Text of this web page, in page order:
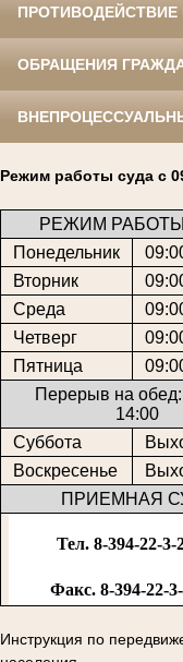
ПРОТИВОДЕЙСТВИЕ
ОБРАЩЕНИЯ
Режим работы суда с
РЕЖИМ
Понедельник
Вторник
Среда
Четверг
Пятница
Перерыв на
14:00
Суббота
Воскресенье
ПРИЕМНАЯ
Тел. 8-394-22-3-
Факс. 8-394-22-
Инструкция по